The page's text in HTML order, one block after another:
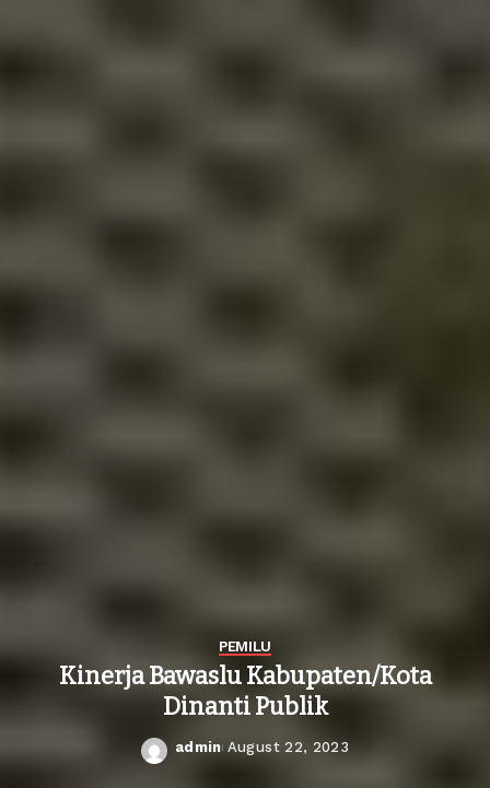
PEMILU
Kinerja Bawaslu Kabupaten/Kota
Dinanti Publik
Posted
admin August 22, 2023